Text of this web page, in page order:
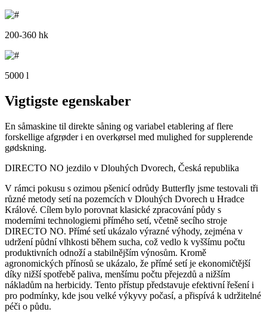
200-360 hk
5000 l
Vigtigste egenskaber
En såmaskine til direkte såning og variabel etablering af flere
forskellige afgrøder i en overkørsel med mulighed for supplerende
gødskning.
DIRECTO NO jezdilo v Dlouhých Dvorech, Česká republika
V rámci pokusu s ozimou pšenicí odrůdy Butterfly jsme testovali tři
různé metody setí na pozemcích v Dlouhých Dvorech u Hradce
Králové. Cílem bylo porovnat klasické zpracování půdy s
moderními technologiemi přímého setí, včetně secího stroje
DIRECTO NO. Přímé setí ukázalo výrazné výhody, zejména v
udržení půdní vlhkosti během sucha, což vedlo k vyššímu počtu
produktivních odnoží a stabilnějším výnosům. Kromě
agronomických přínosů se ukázalo, že přímé setí je ekonomičtější
díky nižší spotřebě paliva, menšímu počtu přejezdů a nižším
nákladům na herbicidy. Tento přístup představuje efektivní řešení i
pro podmínky, kde jsou velké výkyvy počasí, a přispívá k udržitelné
péči o půdu.